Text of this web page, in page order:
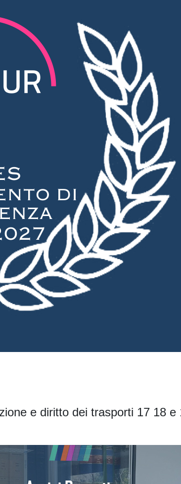
e diritto dei trasporti 17 18